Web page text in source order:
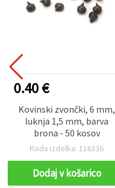
0.40 €
Kovinski zvončki, 6 mm,
luknja 1,5 mm, barva
brona - 50 kosov
Koda izdelka: 116336
Dodaj v košarico